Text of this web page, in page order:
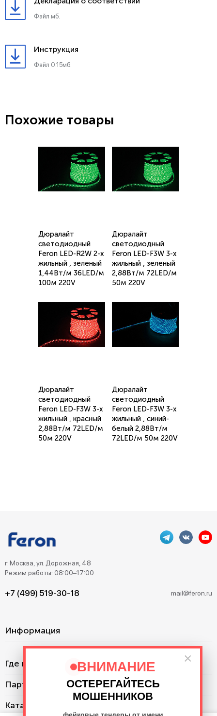
×
ВНИМАНИЕ
ОСТЕРЕГАЙТЕСЬ
МОШЕННИКОВ
Файл мб.
Инструкция
Файл 0.15мб.
Похожие товары
Дюралайт
светодиодный
Feron LED-R2W 2-х
жильный , зеленый
1,44Вт/м 36LED/м
100м 220V
Дюралайт
светодиодный
Feron LED-F3W 3-х
жильный , зеленый
2,88Вт/м 72LED/м
50м 220V
Дюралайт
светодиодный
Feron LED-F3W 3-х
жильный , красный
2,88Вт/м 72LED/м
50м 220V
Дюралайт
светодиодный
Feron LED-F3W 3-х
жильный , синий-
белый 2,88Вт/м
72LED/м 50м 220V
г. Москва, ул. Дорожная, 48
Режим работы: 08:00–17:00
+7 (499) 519-30-18 mail@feron.ru
Информация
Где купить?
Партнерам
Каталог